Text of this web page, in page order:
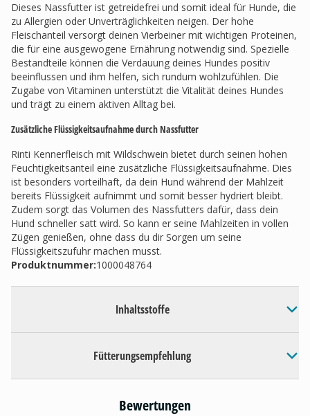
Dieses Nassfutter ist getreidefrei und somit ideal für Hunde, die
zu Allergien oder Unverträglichkeiten neigen. Der hohe
Fleischanteil versorgt deinen Vierbeiner mit wichtigen Proteinen,
die für eine ausgewogene Ernährung notwendig sind. Spezielle
Bestandteile können die Verdauung deines Hundes positiv
beeinflussen und ihm helfen, sich rundum wohlzufühlen. Die
Zugabe von Vitaminen unterstützt die Vitalität deines Hundes
und trägt zu einem aktiven Alltag bei.
Zusätzliche Flüssigkeitsaufnahme durch Nassfutter
Rinti Kennerfleisch mit Wildschwein bietet durch seinen hohen
Feuchtigkeitsanteil eine zusätzliche Flüssigkeitsaufnahme. Dies
ist besonders vorteilhaft, da dein Hund während der Mahlzeit
bereits Flüssigkeit aufnimmt und somit besser hydriert bleibt.
Zudem sorgt das Volumen des Nassfutters dafür, dass dein
Hund schneller satt wird. So kann er seine Mahlzeiten in vollen
Zügen genießen, ohne dass du dir Sorgen um seine
Flüssigkeitszufuhr machen musst.
Produktnummer:1000048764
Inhaltsstoffe
Fütterungsempfehlung
Bewertungen